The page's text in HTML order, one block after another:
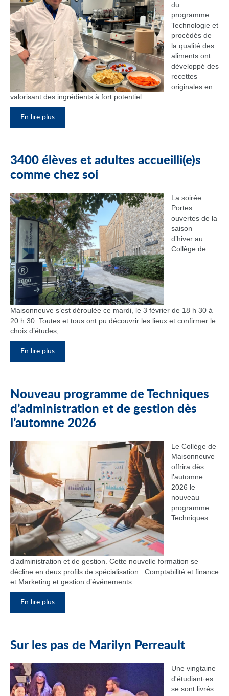
du
programme
Technologie et
procédés de
la qualité des
aliments ont
développé des
recettes
originales en
valorisant des ingrédients à fort potentiel.
En lire plus
3400 élèves et adultes accueilli(e)s
comme chez soi
La soirée
Portes
ouvertes de la
saison
d’hiver au
Collège de
Maisonneuve s’est déroulée ce mardi, le 3 février de 18 h 30 à
20 h 30. Toutes et tous ont pu découvrir les lieux et confirmer le
choix d’études,...
En lire plus
Nouveau programme de Techniques
d’administration et de gestion dès
l’automne 2026
Le Collège de
Maisonneuve
offrira dès
l’automne
2026 le
nouveau
programme
Techniques
d’administration et de gestion. Cette nouvelle formation se
décline en deux profils de spécialisation : Comptabilité et finance
et Marketing et gestion d’événements....
En lire plus
Sur les pas de Marilyn Perreault
Une vingtaine
d'étudiant·es
se sont livrés